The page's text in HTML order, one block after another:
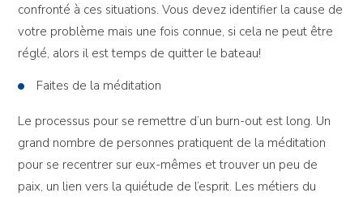
confronté à ces situations. Vous devez identifier la cause de
votre problème mais une fois connue, si cela ne peut être
réglé, alors il est temps de quitter le bateau!
Faites de la méditation
Le processus pour se remettre d’un burn-out est long. Un
grand nombre de personnes pratiquent de la méditation
pour se recentrer sur eux-mêmes et trouver un peu de
paix, un lien vers la quiétude de l’esprit. Les métiers du